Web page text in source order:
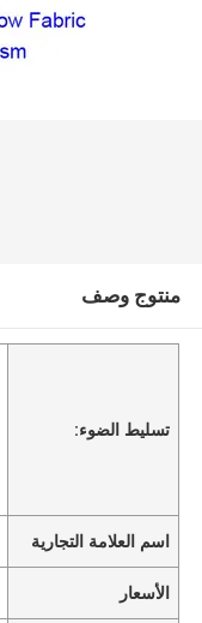
منتوج وصف
تسليط الضوء:
اسم العلامة التجارية
الأسعار